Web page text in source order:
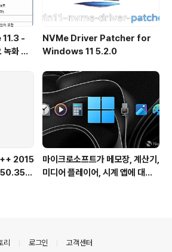
-
녹화 도
NVMe Driver Patcher for
Windows 11 5.2.0
2015
마이크로소프트가 메모장, 계산기,
미디어 플레이어, 시계 앱에 대한
리 로그인 고객센터